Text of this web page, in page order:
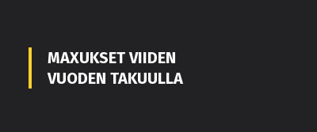
MAXUKSET VIIDEN
VUODEN TAKUULLA